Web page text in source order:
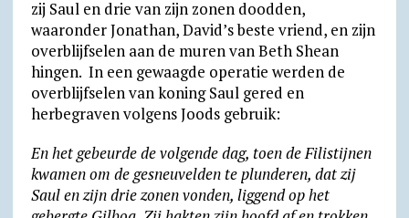
zij Saul en drie van zijn zonen doodden,
waaronder Jonathan, David’s beste vriend, en zijn
overblijfselen aan de muren van Beth Shean
hingen. In een gewaagde operatie werden de
overblijfselen van koning Saul gered en
herbegraven volgens Joods gebruik:
En het gebeurde de volgende dag, toen de Filistijnen
kwamen om de gesneu­velden te plunderen, dat zij
Saul en zijn drie zonen vonden, liggend op het